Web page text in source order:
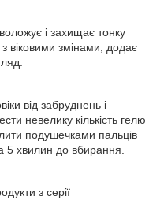
і захищає тонку
віковими змінами, додає
від забруднень і
невелику кількість гелю
подушечками пальців
5 хвилин до вбирання.
з серії